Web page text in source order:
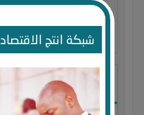
شبكة انتج
آخر نشاط :منذ 7 سنوات
تسويق وتوريد